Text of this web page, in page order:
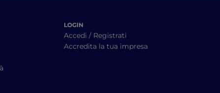
LOGIN
Accedi / Registrati
Accredita la tua impresa